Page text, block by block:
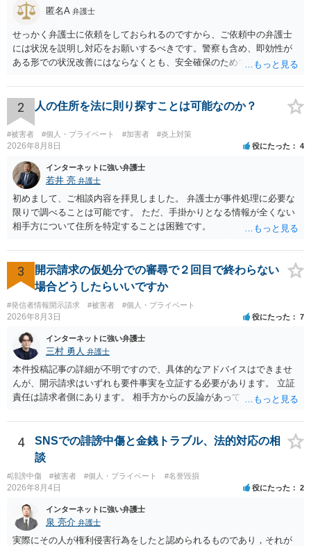
匿名A 弁護士
せっかく弁護士に依頼をしておられるのですから、ご依頼中の弁護士
には状況を説明し対応をお願いするべきです。警察も含め、即効性が
ある形での状況改善にはならなくとも、安全確保のためできることは
2 人の住所を法に則り探すことは可能なのか？
#被害者 #個人・プライベート #加害者 #炎上対策
2026年8月8日 役にたった 4
インターネットに強い弁護士
若井 亮 弁護士
初めまして、ご相談内容を拝見しました。 弁護士が事件処理に必要な
限りで調べることは可能です。 ただ、手掛かりとなる情報が全くない
相手方について住所を特定することは困難です。
3
開示請求の仮処分での審尋で２回目で終わらない
場合どうしたらいいですか
#発信者情報開示請求 #被害者 #個人・プライベート
2026年8月3日 役にたった 7
インターネットに強い弁護士
三村 勇人 弁護士
本件投稿記事の詳細が不明ですので、具体的なアドバイスはできませ
んが、開示請求はいずれも要件事実を立証する必要があります。 立証
責任は請求者側にあります。 相手方からの反論があっても、裁判官が
方が口頭で反論したのは、仮処分は迅速性が要求されるためです。 書
面での反論となれば、より遅延する可能性がございます。 また、本件
はXのため、APのIPアドレスの保存期間の問題もございます。 開示請
求は法律知識が不可欠ですが、それだけでは足りず、実務を踏まえた
方法を選択することが重要です。
4
SNSでの誹謗中傷と金銭トラブル、法的対応の相
談
#誹謗中傷 #被害者 #個人・プライベート #名誉毀損
2026年8月4日 役にたった 2
インターネットに強い弁護士
泉 亮介 弁護士
実際にその人が権利侵害行為をしたと認められるものであり，それが